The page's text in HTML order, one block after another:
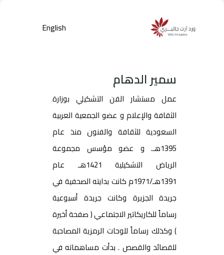
English
سمير الدهام
عمل مستشار الفن التشكيلي بوزارة
الثقافة والإعلام و عضو الجمعية العربية
السعودية للثقافة والفنون منذ عام
1395هـ. و عضو مؤسس مجموعة
الرياض التشكيلية 1421هـ عام
1391هـ/1971م كانت بدايته الصحفية في
جريدة الجزيرة وكانت جريدة أسبوعية
رساماً للكاريكاتير الاجتماعي ( صفحة أخيرة
) وكذلك رساماً للوحات الرمزية المصاحبة
للقصائد والقصص . بدأت مساهماته في